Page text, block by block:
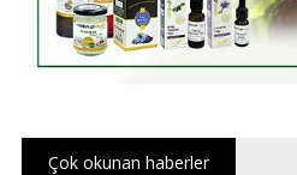
Çok okunan haberler